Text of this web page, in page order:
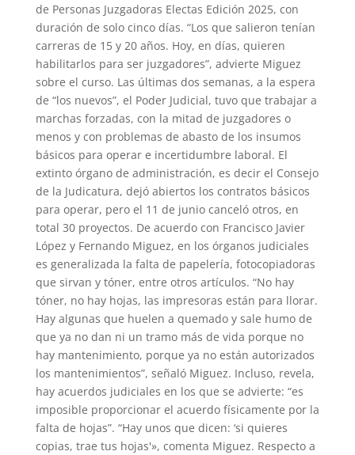
de Personas Juzgadoras Electas Edición 2025, con
duración de solo cinco días. “Los que salieron tenían
carreras de 15 y 20 años. Hoy, en días, quieren
habilitarlos para ser juzgadores”, advierte Miguez
sobre el curso. Las últimas dos semanas, a la espera
de “los nuevos”, el Poder Judicial, tuvo que trabajar a
marchas forzadas, con la mitad de juzgadores o
menos y con problemas de abasto de los insumos
básicos para operar e incertidumbre laboral. El
extinto órgano de administración, es decir el Consejo
de la Judicatura, dejó abiertos los contratos básicos
para operar, pero el 11 de junio canceló otros, en
total 30 proyectos. De acuerdo con Francisco Javier
López y Fernando Miguez, en los órganos judiciales
es generalizada la falta de papelería, fotocopiadoras
que sirvan y tóner, entre otros artículos. “No hay
tóner, no hay hojas, las impresoras están para llorar.
Hay algunas que huelen a quemado y sale humo de
que ya no dan ni un tramo más de vida porque no
hay mantenimiento, porque ya no están autorizados
los mantenimientos”, señaló Miguez. Incluso, revela,
hay acuerdos judiciales en los que se advierte: “es
imposible proporcionar el acuerdo físicamente por la
falta de hojas”. “Hay unos que dicen: ‘si quieres
copias, trae tus hojas'», comenta Miguez. Respecto a